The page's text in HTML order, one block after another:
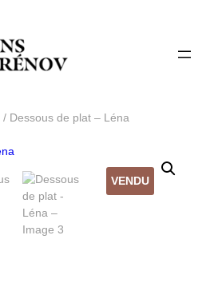
/ Dessous de plat – Léna
VENDU